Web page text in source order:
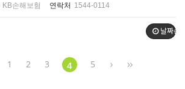
KB손해보험 연락처 1544-0114
날짜순
1 2 3 4 5